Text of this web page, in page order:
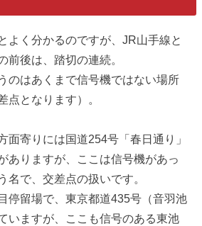
よく分かるのですが、JR山手線と
前後は、踏切の連続。
のはあくまで信号機ではない場所
点となります）。
面寄りには国道254号「春日通り」
ありますが、ここは信号機があっ
名で、交差点の扱いです。
停留場で、東京都道435号（音羽池
いますが、ここも信号のある東池